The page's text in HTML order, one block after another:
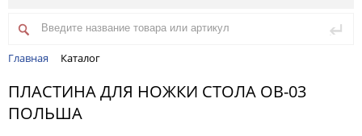
Главная Каталог
ПЛАСТИНА ДЛЯ НОЖКИ СТОЛА ОВ-03
ПОЛЬША